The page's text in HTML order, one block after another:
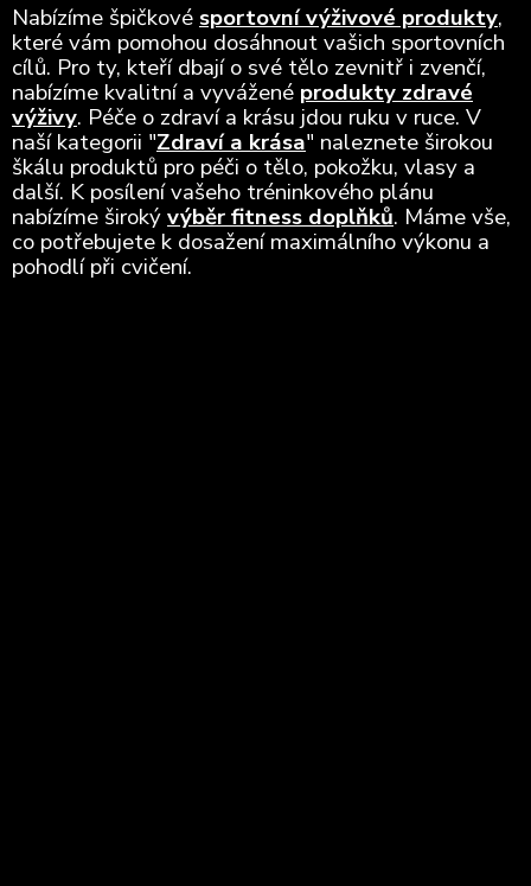
Nabízíme špičkovésportovní výživové produkty,
které vám pomohou dosáhnout vašich sportovních
cílů. Pro ty, kteří dbají o své tělo zevnitř i zvenčí,
nabízíme kvalitní a vyvážené produkty zdravé
výživy. Péče o zdraví a krásu jdou ruku v ruce. V
naší kategorii "Zdraví a krása" naleznete širokou
škálu produktů pro péči o tělo, pokožku, vlasy a
další. K posílení vašeho tréninkového plánu
nabízíme širokývýběr fitness doplňků. Máme vše,
co potřebujete k dosažení maximálního výkonu a
pohodlí při cvičení.